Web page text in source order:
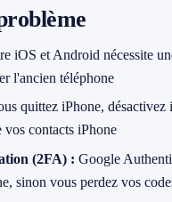
iOS et Android nécessite
l'ancien téléphone
quittez iPhone,
vos contacts iPhone
(2FA) : Google
sinon vous perdez vos